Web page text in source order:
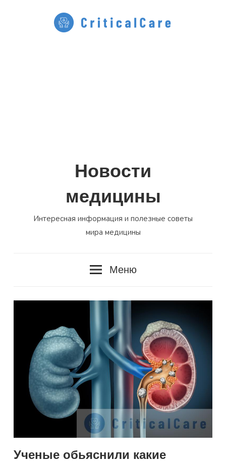
Новости
медицины
Интересная информация и полезные советы
мира медицины
Меню
Ученые обьяснили какие